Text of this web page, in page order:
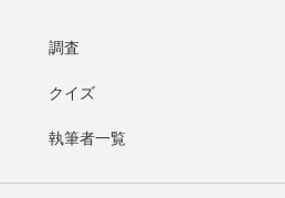
調査
クイズ
執筆者一覧